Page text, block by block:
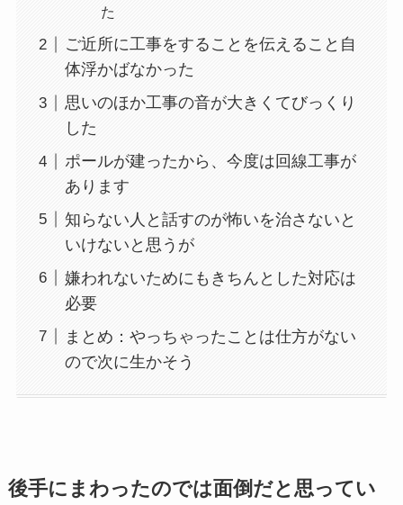
た
ご近所に工事をすることを伝えること自
体浮かばなかった
思いのほか工事の音が大きくてびっくり
した
ポールが建ったから、今度は回線工事が
あります
知らない人と話すのが怖いを治さないと
いけないと思うが
嫌われないためにもきちんとした対応は
必要
まとめ：やっちゃったことは仕方がない
ので次に生かそう
後手にまわったのでは面倒だと思ってい